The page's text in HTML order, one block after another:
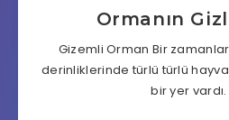
Ormanın
Gizemli Orman Bir
derinliklerinde türlü türlü
bir yer vardı.